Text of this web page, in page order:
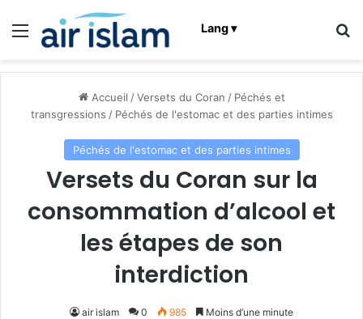
Menu Lang ▾
Accueil / Versets du Coran / Péchés et
transgressions / Péchés de l'estomac et des parties intimes
Péchés de l'estomac et des parties intimes
Versets du Coran sur la
consommation d’alcool et
les étapes de son
interdiction
air islam 0 985 Moins d’une minute